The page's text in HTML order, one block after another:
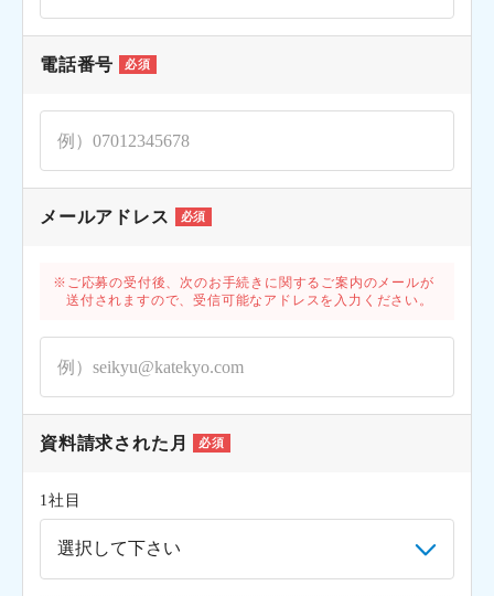
電話番号 必須
メールアドレス 必須
ご応募の受付後、次のお手続きに関するご案内のメールが
送付されますので、受信可能なアドレスを入力ください。
資料請求された月 必須
1社目